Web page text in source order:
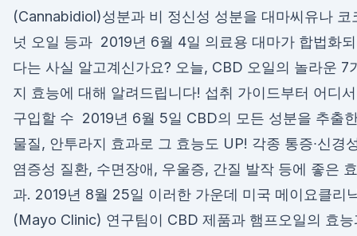
(Cannabidiol)성분과 비 정신성 성분을 대마씨유나 코
넛 오일 등과 2019년 6월 4일 의료용 대마가 합법화
다는 사실 알고계신가요? 오늘, CBD 오일의 놀라운 7
지 효능에 대해 알려드립니다! 섭취 가이드부터 어디서
구입할 수 2019년 6월 5일 CBD의 모든 성분을 추출
물질, 안투라지 효과로 그 효능도 UP! 각종 통증∙신경
염증성 질환, 수면장애, 우울증, 간질 발작 등에 좋은 효
과. 2019년 8월 25일 이러한 가운데 미국 메이요클리
(Mayo Clinic) 연구팀이 CBD 제품과 햄프오일의 효능